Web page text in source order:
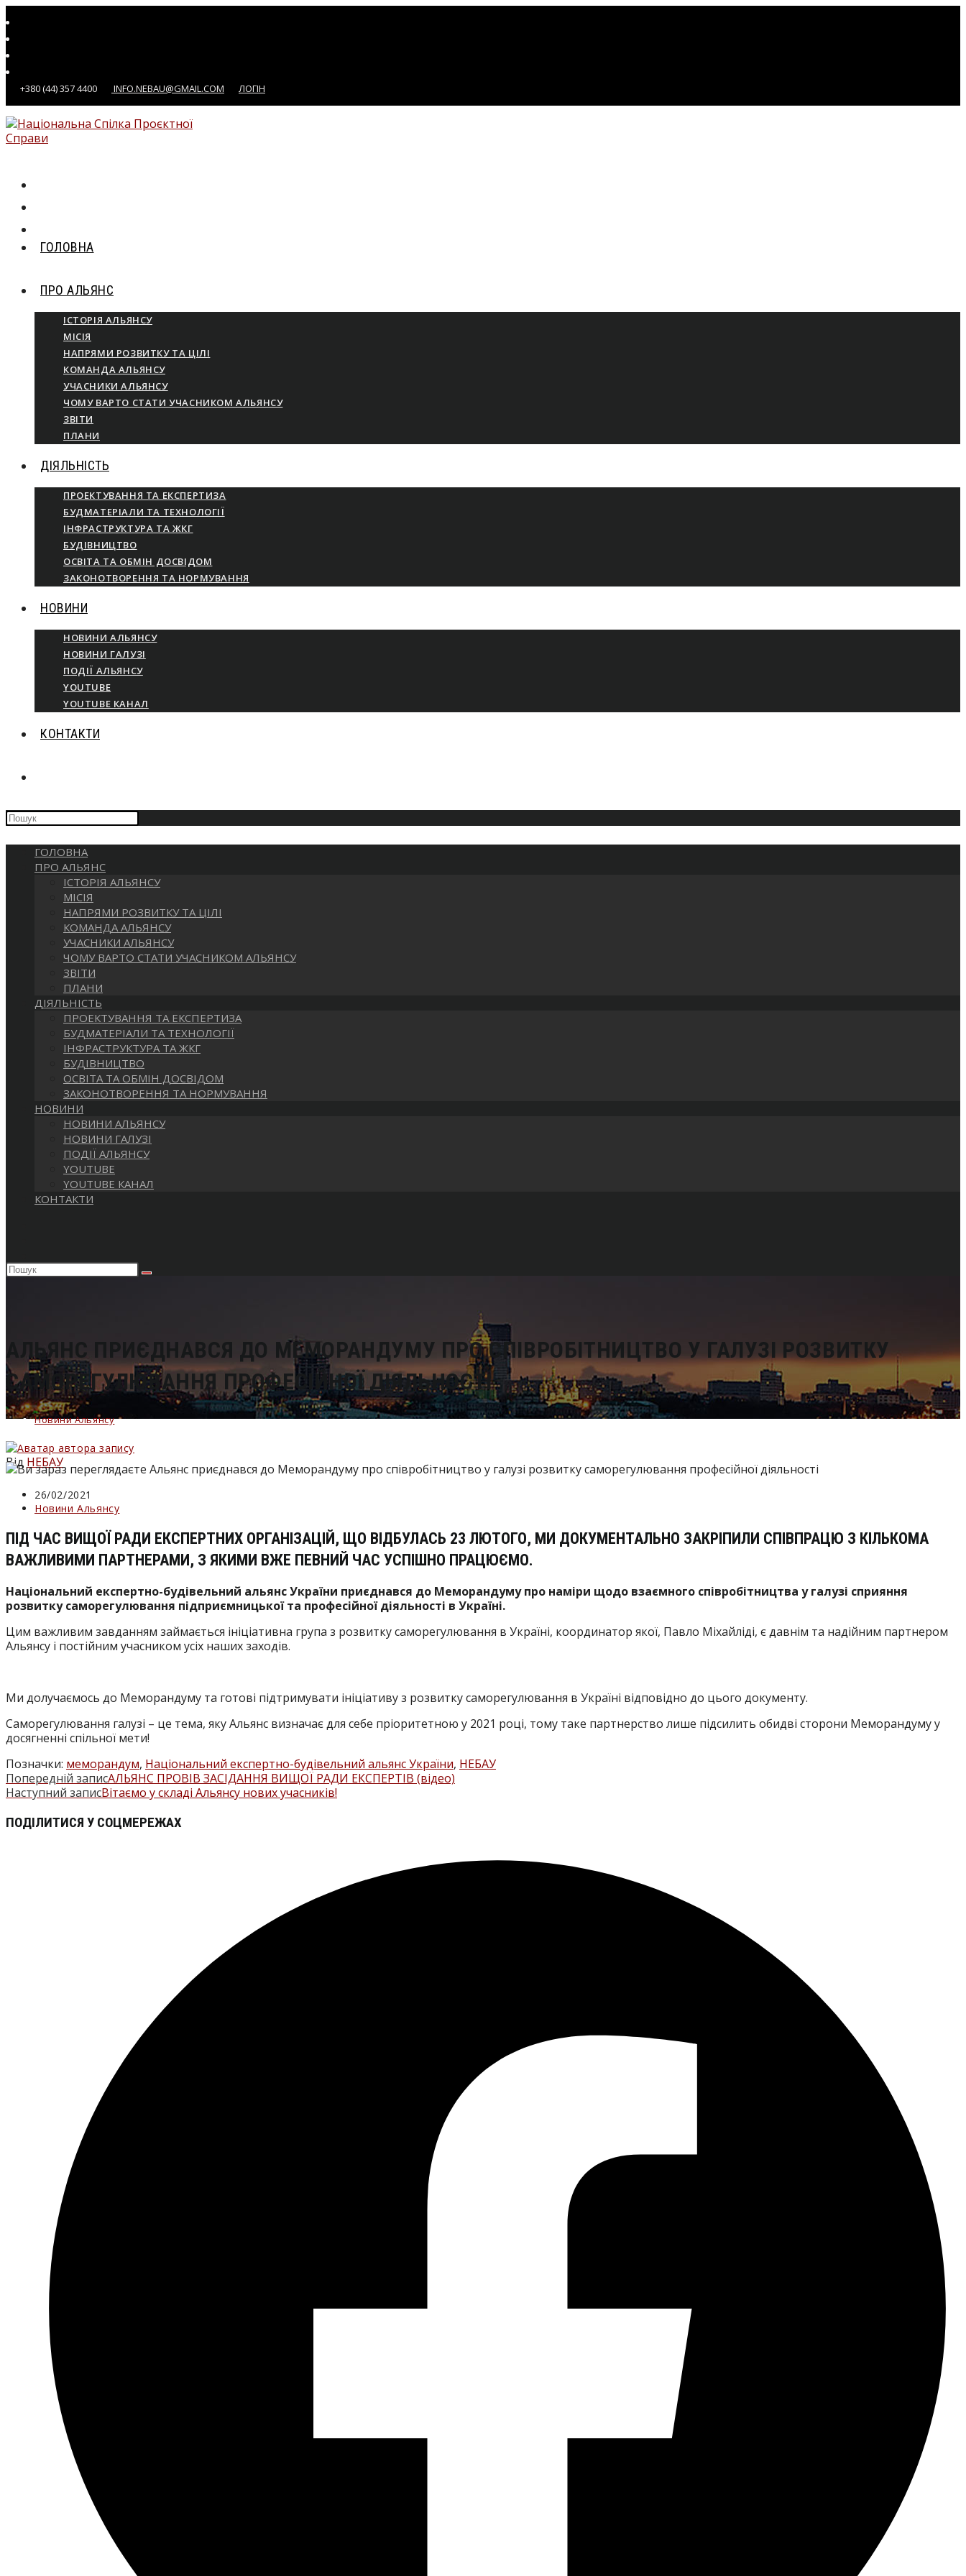
до
вмісту
+380 (44) 357 4400 INFO.NEBAU@GMAIL.COM ЛОГІН
ГОЛОВНА
ПРО АЛЬЯНС
ІСТОРІЯ АЛЬЯНСУ
МІСІЯ
НАПРЯМИ РОЗВИТКУ ТА ЦІЛІ
КОМАНДА АЛЬЯНСУ
УЧАСНИКИ АЛЬЯНСУ
ЧОМУ ВАРТО СТАТИ УЧАСНИКОМ АЛЬЯНСУ
ЗВІТИ
ПЛАНИ
ДІЯЛЬНІСТЬ
ПРОЕКТУВАННЯ ТА ЕКСПЕРТИЗА
БУДМАТЕРІАЛИ ТА ТЕХНОЛОГІЇ
ІНФРАСТРУКТУРА ТА ЖКГ
БУДІВНИЦТВО
ОСВІТА ТА ОБМІН ДОСВІДОМ
ЗАКОНОТВОРЕННЯ ТА НОРМУВАННЯ
НОВИНИ
НОВИНИ АЛЬЯНСУ
НОВИНИ ГАЛУЗІ
ПОДІЇ АЛЬЯНСУ
YOUTUBE
YOUTUBE КАНАЛ
КОНТАКТИ
НА
ВЕБ-
САЙТІ
Press
Escape
to
search
ГОЛОВНА
ПРО АЛЬЯНС
ІСТОРІЯ АЛЬЯНСУ
МІСІЯ
НАПРЯМИ РОЗВИТКУ ТА ЦІЛІ
КОМАНДА АЛЬЯНСУ
УЧАСНИКИ АЛЬЯНСУ
ЧОМУ ВАРТО СТАТИ УЧАСНИКОМ АЛЬЯНСУ
ЗВІТИ
ПЛАНИ
ДІЯЛЬНІСТЬ
ПРОЕКТУВАННЯ ТА ЕКСПЕРТИЗА
БУДМАТЕРІАЛИ ТА ТЕХНОЛОГІЇ
ІНФРАСТРУКТУРА ТА ЖКГ
БУДІВНИЦТВО
ОСВІТА ТА ОБМІН ДОСВІДОМ
ЗАКОНОТВОРЕННЯ ТА НОРМУВАННЯ
НОВИНИ
НОВИНИ АЛЬЯНСУ
НОВИНИ ГАЛУЗІ
ПОДІЇ АЛЬЯНСУ
YOUTUBE
YOUTUBE КАНАЛ
КОНТАКТИ
Пошук
на
АЛЬЯНС ПРИЄДНАВСЯ ДО МЕМОРАНДУМУ ПРО СПІВРОБІТНИЦТВО У ГАЛУЗІ РОЗВИТКУ
САМОРЕГУЛЮВАННЯ ПРОФЕСІЙНОЇ ДІЯЛЬНОСТІ
Новини Альянсу
Від НЕБАУ
Запис
опубліковано:
26/02/2021
Категорія
Новини Альянсу
ПІД ЧАС ВИЩОЇ РАДИ ЕКСПЕРТНИХ ОРГАНІЗАЦІЙ, ЩО ВІДБУЛАСЬ 23 ЛЮТОГО, МИ ДОКУМЕНТАЛЬНО ЗАКРІПИЛИ СПІВПРАЦЮ З КІЛЬКОМА
ВАЖЛИВИМИ ПАРТНЕРАМИ, З ЯКИМИ ВЖЕ ПЕВНИЙ ЧАС УСПІШНО ПРАЦЮЄМО.
Національний експертно-будівельний альянс України приєднався до Меморандуму про наміри щодо взаємного співробітництва у галузі сприяння
розвитку саморегулювання підприємницької та професійної діяльності в Україні.
Цим важливим завданням займається ініціативна група з розвитку саморегулювання в Україні, координатор якої, Павло Міхайліді, є давнім та надійним партнером
Альянсу і постійним учасником усіх наших заходів.
Ми долучаємось до Меморандуму та готові підтримувати ініціативу з розвитку саморегулювання в Україні відповідно до цього документу.
Саморегулювання галузі – це тема, яку Альянс визначає для себе пріоритетною у 2021 році, тому таке партнерство лише підсилить обидві сторони Меморандуму у
досягненні спільної мети!
Позначки: меморандум, Національний експертно-будівельний альянс України, НЕБАУ
ПРОЧИТАТИ
БІЛЬШЕ
СТАТЕЙ
Попередній записАЛЬЯНС ПРОВІВ ЗАСІДАННЯ ВИЩОЇ РАДИ ЕКСПЕРТІВ (відео)
Наступний записВітаємо у складі Альянсу нових учасників!
ПОДІЛИТИСЯ У СОЦМЕРЕЖАХ